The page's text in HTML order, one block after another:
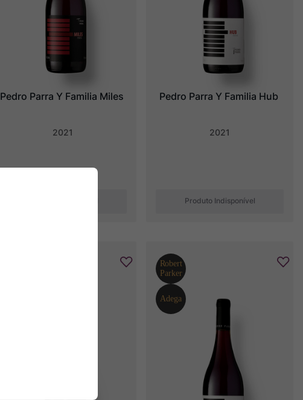
Pedro Parra Y Familia Miles
2021
Pedro Parra Y Familia Hub
2021
Produto Indisponível